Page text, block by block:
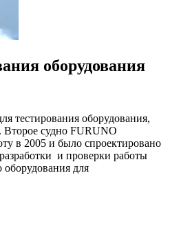
оборудования
тестирования оборудования,
судно FURUNO
в 2005 и было спроектировано
и проверки работы
для